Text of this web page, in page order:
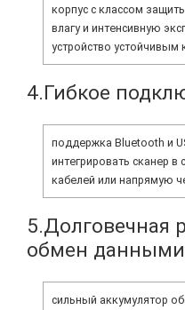
корпус с классом
влагу и интенсивную
устройство устойчивым
4.Гибкое
поддержка Bluetooth и
интегрировать сканер в
кабелей или напрямую
5.Долговечная
обмен данными
сильный аккумулятор